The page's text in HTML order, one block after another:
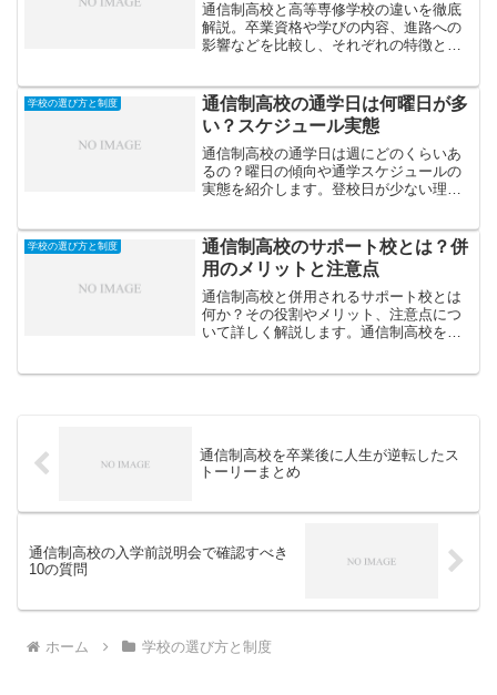
通信制高校と高等専修学校の違いを徹底
解説。卒業資格や学びの内容、進路への
影響などを比較し、それぞれの特徴と向
学校の選び方と制度
通信制高校の通学日は何曜日が多
い？スケジュール実態
通信制高校の通学日は週にどのくらいあ
るの？曜日の傾向や通学スケジュールの
実態を紹介します。登校日が少ない理由
学校の選び方と制度
通信制高校のサポート校とは？併
用のメリットと注意点
通信制高校と併用されるサポート校とは
何か？その役割やメリット、注意点につ
いて詳しく解説します。通信制高校をよ
通信制高校を卒業後に人生が逆転したス
トーリーまとめ
通信制高校の入学前説明会で確認すべき
10の質問
ホーム 学校の選び方と制度